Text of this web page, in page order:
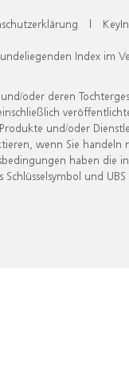
|
Index im
oder deren
und/oder
wenn Sie handeln
haben die
und